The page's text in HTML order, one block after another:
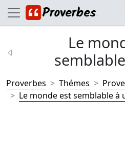
Le
Proverbes Thémes
Le monde est semblable à